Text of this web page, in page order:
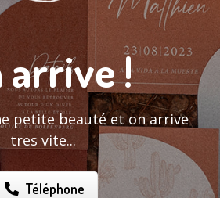
arrive !
petite beauté et on arrive
tres vite...
Téléphone